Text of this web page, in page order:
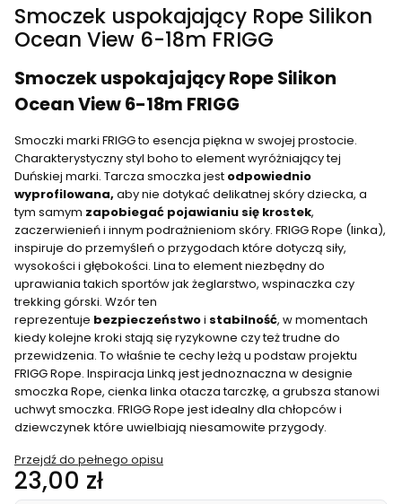
Smoczek uspokajający Rope Silikon
Ocean View 6-18m FRIGG
Smoczek uspokajający Rope Silikon
Ocean View 6-18m FRIGG
Smoczki marki FRIGG to esencja piękna w swojej prostocie.
Charakterystyczny styl boho to element wyróżniający tej
Duńskiej marki. Tarcza smoczka jest odpowiednio
wyprofilowana, aby nie dotykać delikatnej skóry dziecka, a
tym samym zapobiegać pojawianiu się krostek,
zaczerwienień i innym podrażnieniom skóry. FRIGG Rope (linka),
inspiruje do przemyśleń o przygodach które dotyczą siły,
wysokości i głębokości. Lina to element niezbędny do
uprawiania takich sportów jak żeglarstwo, wspinaczka czy
trekking górski. Wzór ten
reprezentuje bezpieczeństwoi stabilność, w momentach
kiedy kolejne kroki stają się ryzykowne czy też trudne do
przewidzenia. To właśnie te cechy leżą u podstaw projektu
FRIGG Rope. Inspiracja Linką jest jednoznaczna w designie
smoczka Rope, cienka linka otacza tarczkę, a grubsza stanowi
uchwyt smoczka. FRIGG Rope jest idealny dla chłopców i
dziewczynek które uwielbiają niesamowite przygody.
Przejdź do pełnego opisu
Cena
23,00 zł